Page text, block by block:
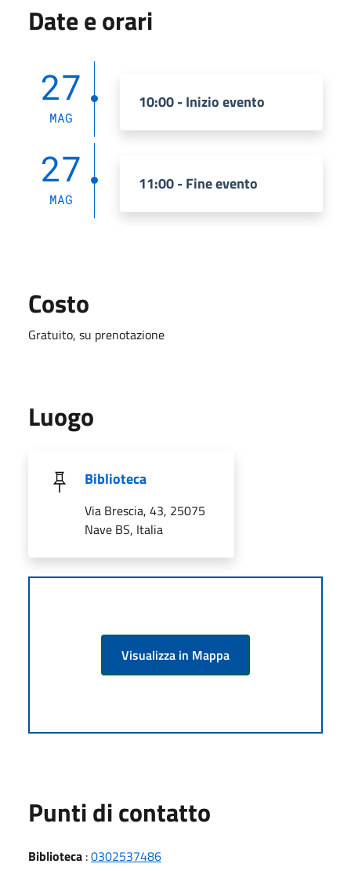
Date e orari
27
MAG
10:00 - Inizio evento
27
MAG
11:00 - Fine evento
Costo
Gratuito, su prenotazione
Luogo
Biblioteca
Via Brescia, 43, 25075
Nave BS, Italia
Visualizza in Mappa
Punti di contatto
Biblioteca :0302537486